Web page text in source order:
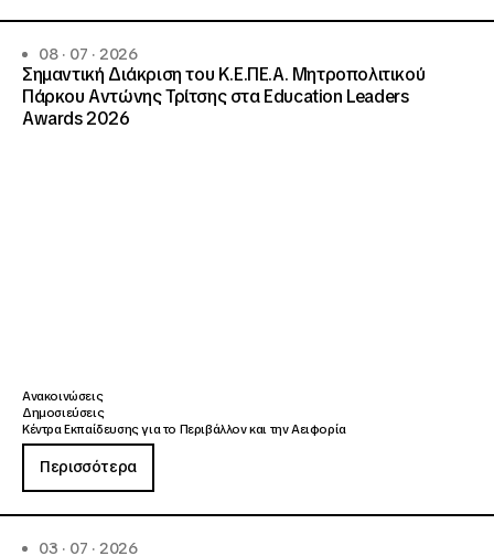
08 · 07 · 2026
Σημαντική Διάκριση του Κ.Ε.ΠΕ.Α. Μητροπολιτικού
Πάρκου Αντώνης Τρίτσης στα Education Leaders
Awards 2026
Ανακοινώσεις
Δημοσιεύσεις
Κέντρα Εκπαίδευσης για το Περιβάλλον και την Αειφορία
Περισσότερα
03 · 07 · 2026